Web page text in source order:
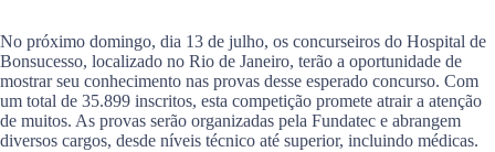
No próximo domingo, dia 13 de julho, os concurseiros do Hospital de
Bonsucesso, localizado no Rio de Janeiro, terão a oportunidade de
mostrar seu conhecimento nas provas desse esperado concurso. Com
um total de 35.899 inscritos, esta competição promete atrair a atenção
de muitos. As provas serão organizadas pela Fundatec e abrangem
diversos cargos, desde níveis técnico até superior, incluindo médicas.